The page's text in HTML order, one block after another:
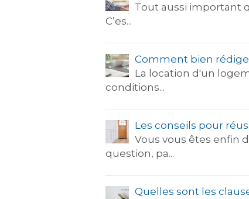
Tout aussi important
C’es...
Comment bien
La location d'un
conditions...
Les conseils pour
Vous vous êtes enfin
question, pa...
Quelles sont les